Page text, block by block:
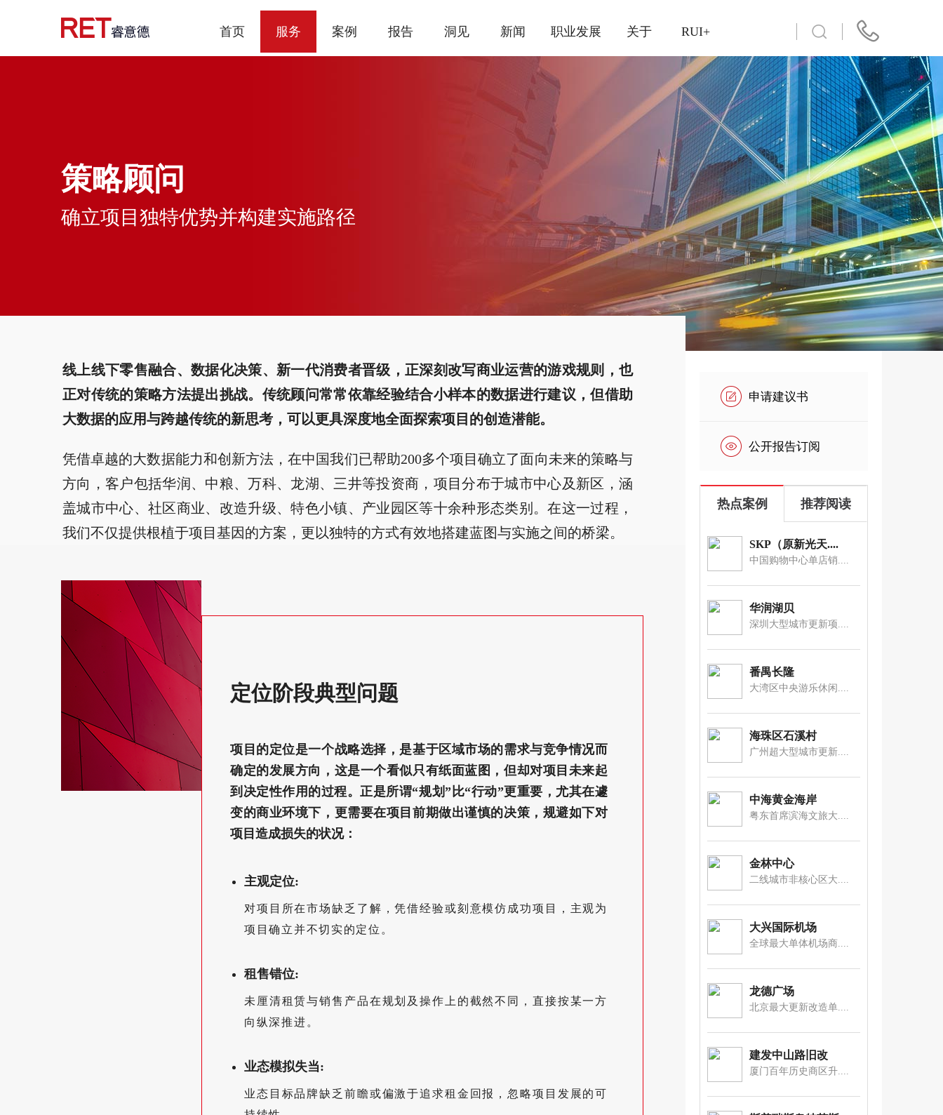
首页 服务 案例 报告 洞见 新闻 职业发展 关于 RUI+
策略顾问
确立项目独特优势并构建实施路径
线上线下零售融合、数据化决策、新一代消费者晋级，正深刻改写商业运营的游戏规则，也
正对传统的策略方法提出挑战。传统顾问常常依靠经验结合小样本的数据进行建议，但借助
大数据的应用与跨越传统的新思考，可以更具深度地全面探索项目的创造潜能。
凭借卓越的大数据能力和创新方法，在中国我们已帮助200多个项目确立了面向未来的策略与
方向，客户包括华润、中粮、万科、龙湖、三井等投资商，项目分布于城市中心及新区，涵
盖城市中心、社区商业、改造升级、特色小镇、产业园区等十余种形态类别。在这一过程，
我们不仅提供根植于项目基因的方案，更以独特的方式有效地搭建蓝图与实施之间的桥梁。
定位阶段典型问题
项目的定位是一个战略选择，是基于区域市场的需求与竞争情况而
确定的发展方向，这是一个看似只有纸面蓝图，但却对项目未来起
到决定性作用的过程。正是所谓“规划”比“行动”更重要，尤其在遽
变的商业环境下，更需要在项目前期做出谨慎的决策，规避如下对
项目造成损失的状况：
主观定位:
对项目所在市场缺乏了解，凭借经验或刻意模仿成功项目，主观为
项目确立并不切实的定位。
租售错位:
未厘清租赁与销售产品在规划及操作上的截然不同，直接按某一方
向纵深推进。
业态模拟失当:
业态目标品牌缺乏前瞻或偏激于追求租金回报，忽略项目发展的可
申请建议书
公开报告订阅
热点案例 推荐阅读
SKP（原新光天....
中国购物中心单店销....
华润湖贝
深圳大型城市更新项....
番禺长隆
大湾区中央游乐休闲....
海珠区石溪村
广州超大型城市更新....
中海黄金海岸
粤东首席滨海文旅大....
金林中心
二线城市非核心区大....
大兴国际机场
全球最大单体机场商....
龙德广场
北京最大更新改造单....
建发中山路旧改
厦门百年历史商区升....